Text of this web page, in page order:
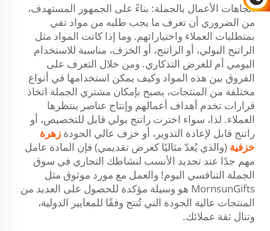
اتجاهات الأعمال بالجملة: بناءً على الجمهور المستهدف،
من الضروري أن تعرف ما يجب طلبه من مواد تفي
بمتطلبات العملاء واختياراتهم. وما إذا كانت المواد مثل
الراتنج البولي، أو الراتنج، أو الخزف، مناسبة للاستخدام
اليومي أم للغرض التذكاري. ومن خلال التعرف على
الفروق بين هذه المواد وكيف يمكن استخدامها في أنواع
مختلفة من المنتجات، يصبح بإمكان مشتري الجملة اتخاذ
قرارات تخدم أهداف أعمالهم وإنتاج عناصر ينتظرها
العملاء. لذا، سواء اخترت راتنج بولي قابل للتخصيص، أو
راتنج قابل لإعادة التدوير، أو خزف عالي الجودة زهرة
خزفية (والذي يُعدّ مثاليًا كعرض تقديمي) فإن المادة عامل
مهم جدًا عند تحديد الأنسب لنشاطك التجاري في سوق
الجملة التنافسي اليوم! والعمل مع مورد موثوق مثل
MornsunGifts هو وسيلة مؤكدة للحصول على العديد من
المنتجات عالية الجودة التي تُنتج وفقًا للمعايير الدولية،
وتنال ثقة عملائك.